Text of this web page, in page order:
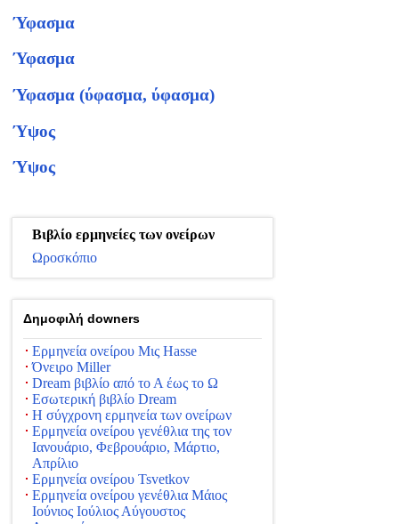
Ύφασμα
Ύφασμα
Ύφασμα (ύφασμα, ύφασμα)
Ύψος
Ύψος
Βιβλίο ερμηνείες των ονείρων
Ωροσκόπιο
Δημοφιλή downers
Ερμηνεία ονείρου Μις Hasse
Όνειρο Miller
Dream βιβλίο από το Α έως το Ω
Εσωτερική βιβλίο Dream
Η σύγχρονη ερμηνεία των ονείρων
Ερμηνεία ονείρου γενέθλια της τον
Ιανουάριο, Φεβρουάριο, Μάρτιο,
Απρίλιο
Ερμηνεία ονείρου Tsvetkov
Ερμηνεία ονείρου γενέθλια Μάιος
Ιούνιος Ιούλιος Αύγουστος